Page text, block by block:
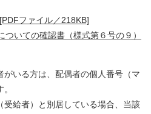
ファイル／218KB]
いての確認書（様式第６号の９）
いる方は、配偶者の個人番号（マ
給者）と別居している場合、当該